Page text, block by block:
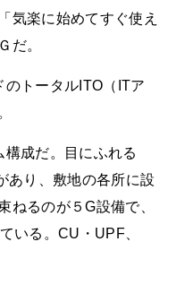
気楽に始めてすぐ使え
だ。
トータルITO（ITア
構成だ。目にふれる
あり、敷地の各所に設
ねるのが５G設備で、
いる。CU・UPF、